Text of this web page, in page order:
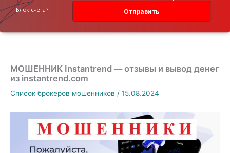
Блок счета? Отправить
МОШЕННИК Instantrend — отзывы и вывод денег
из instantrend.com
Список брокеров мошенников / 15.08.2024